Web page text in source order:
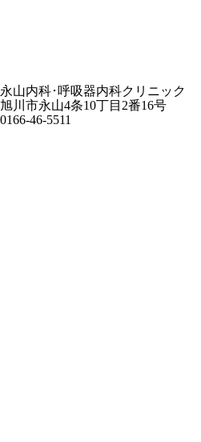
永山内科･呼吸器内科クリニック
旭川市永山4条10丁目2番16号
0166-46-5511